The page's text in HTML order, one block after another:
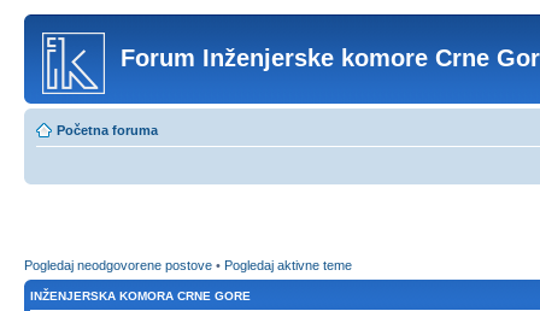
Forum Inženjerske komore Crne
Početna foruma
Pogledaj neodgovorene postove • Pogledaj aktivne teme
INŽENJERSKA KOMORA CRNE GORE